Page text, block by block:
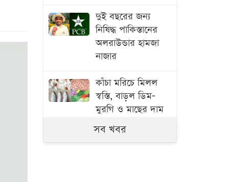
দুই বছরের জন্য
নিষিদ্ধ পাকিস্তানের
অলরাউন্ডার হামজা
নাজার
কাঁচা মরিচে মিলল
স্বস্তি, বাড়ল ডিম-
মুরগি ও মাছের দাম
বাংলাদেশ থেকে
সব খবর